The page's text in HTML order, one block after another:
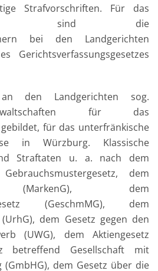
Strafvorschriften. Für das
sind die
bei den Landgerichten
Gerichtsverfassungsgesetzes
den Landgerichten sog.
für das
für das unterfränkische
in Würzburg. Klassische
Straftaten u. a. nach dem
dem
(MarkenG), dem
(GeschmMG), dem
dem Gesetz gegen den
(UWG), dem Aktiengesetz
betreffend Gesellschaft mit
dem Gesetz über die